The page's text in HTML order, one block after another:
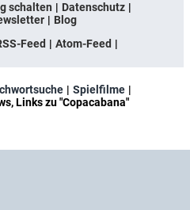
schalten
Datenschutz
Blog
Feed
Atom-Feed
Spielfilme
Links zu "Copacabana"